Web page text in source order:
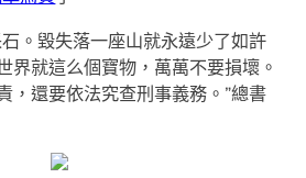
。毀失落一座山就永遠少了如許
界就這么個寶物，萬萬不要損壞。
，還要依法究查刑事義務。”總書